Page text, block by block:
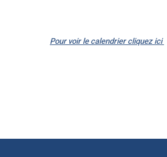
Pour voir le calendrier cliquez ici